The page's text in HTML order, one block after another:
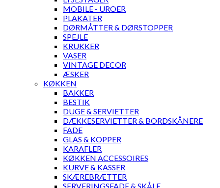
MOBILE - UROER
PLAKATER
DØRMÅTTER & DØRSTOPPER
SPEJLE
KRUKKER
VASER
VINTAGE DECOR
ÆSKER
KØKKEN
BAKKER
BESTIK
DUGE & SERVIETTER
DÆKKESERVIETTER & BORDSKÅNERE
FADE
GLAS & KOPPER
KARAFLER
KØKKEN ACCESSOIRES
KURVE & KASSER
SKÆREBRÆTTER
SERVERINGSFADE & SKÅLE